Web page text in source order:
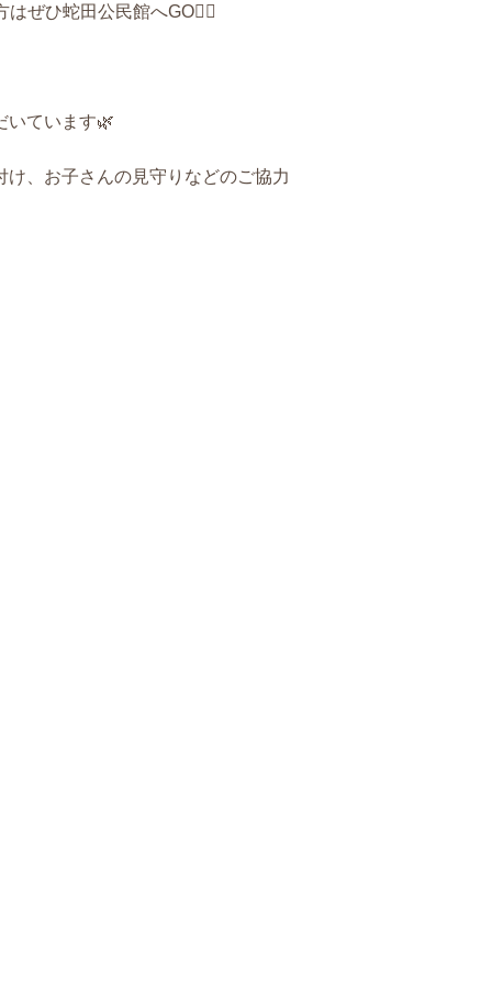
ぜひ蛇田公民館へGO👉🏻
いています🌿
、お子さんの見守りなどのご協力